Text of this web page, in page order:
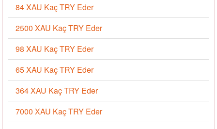
84 XAU Kaç TRY Eder
2500 XAU Kaç TRY Eder
98 XAU Kaç TRY Eder
65 XAU Kaç TRY Eder
364 XAU Kaç TRY Eder
7000 XAU Kaç TRY Eder